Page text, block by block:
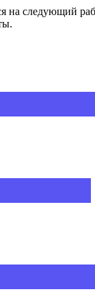
на следующий